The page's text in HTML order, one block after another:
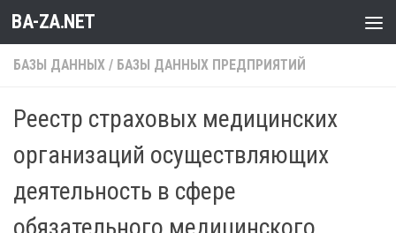
Перейти к содержимому
BA-ZA.NET
БАЗЫ ДАННЫХ / БАЗЫ ДАННЫХ ПРЕДПРИЯТИЙ
Реестр страховых медицинских
организаций осуществляющих
деятельность в сфере